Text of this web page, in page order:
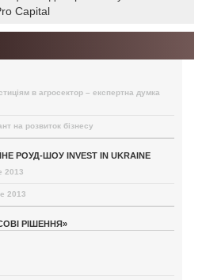
Capital
в агросектор – експертна думка
на розвиток бізнесу
РОУД-ШОУ INVEST IN UKRAINE
2013
2013
РІШЕННЯ»